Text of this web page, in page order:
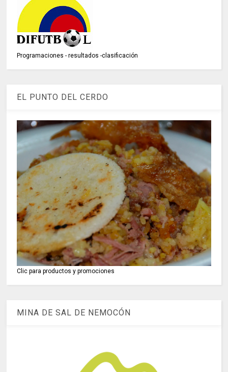
Programaciones - resultados -clasificación
EL PUNTO DEL CERDO
Clic para productos y promociones
MINA DE SAL DE NEMOCÓN